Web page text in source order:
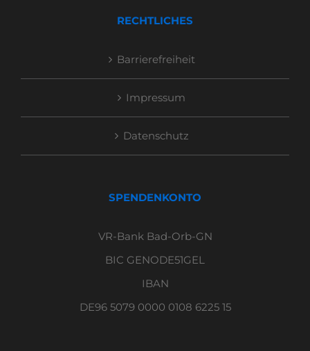
RECHTLICHES
Barrierefreiheit
Impressum
Datenschutz
SPENDENKONTO
VR-Bank Bad-Orb-GN
BIC GENODE51GEL
IBAN
DE96 5079 0000 0108 6225 15